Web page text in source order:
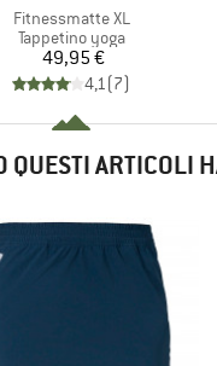
Articolo
Fitnessmatte XL
Gruppo di prodotti
Tappetino yoga
Prezzo
49,95 €
4,1(7)
ARTICOLI